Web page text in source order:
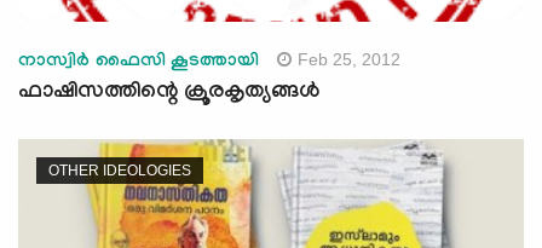
നാസ്വിര്‍ ഫൈസി കൂടത്തായി Feb 25, 2012
ഫാഷിസത്തിന്റെ ക്രൂരകൃത്യങ്ങള്‍
OTHER IDEOLOGIES